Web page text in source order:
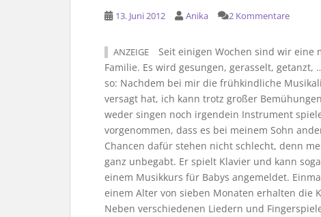
13. Juni 2012 Anika 2 Kommentare
ANZEIGE
Seit einigen Wochen sind wir eine
Familie. Es wird gesungen, gerasselt, getanzt,
so: Nachdem bei mir die frühkindliche
versagt hat, ich kann trotz großer
weder singen noch irgendein Instrument
vorgenommen, dass es bei meinem Sohn
Chancen dafür stehen nicht schlecht, denn
ganz unbegabt. Er spielt Klavier und kann
einem Musikkurs für Babys angemeldet.
einem Alter von sieben Monaten erhalten die
Neben verschiedenen Liedern und